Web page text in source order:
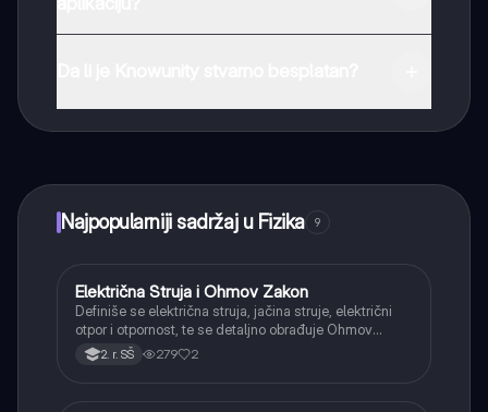
Najpopularniji sadržaj u Fizika 9
Fizika
Električna Struja i Ohmov Zakon
Definiše se električna struja, jačina struje, električni
otpor i otpornost, te se detaljno obrađuje Ohmov
zakon za deo i celo električno kolo.
2. r. SŠ 279 2